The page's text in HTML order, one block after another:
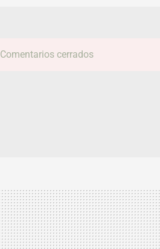
Comentarios cerrados